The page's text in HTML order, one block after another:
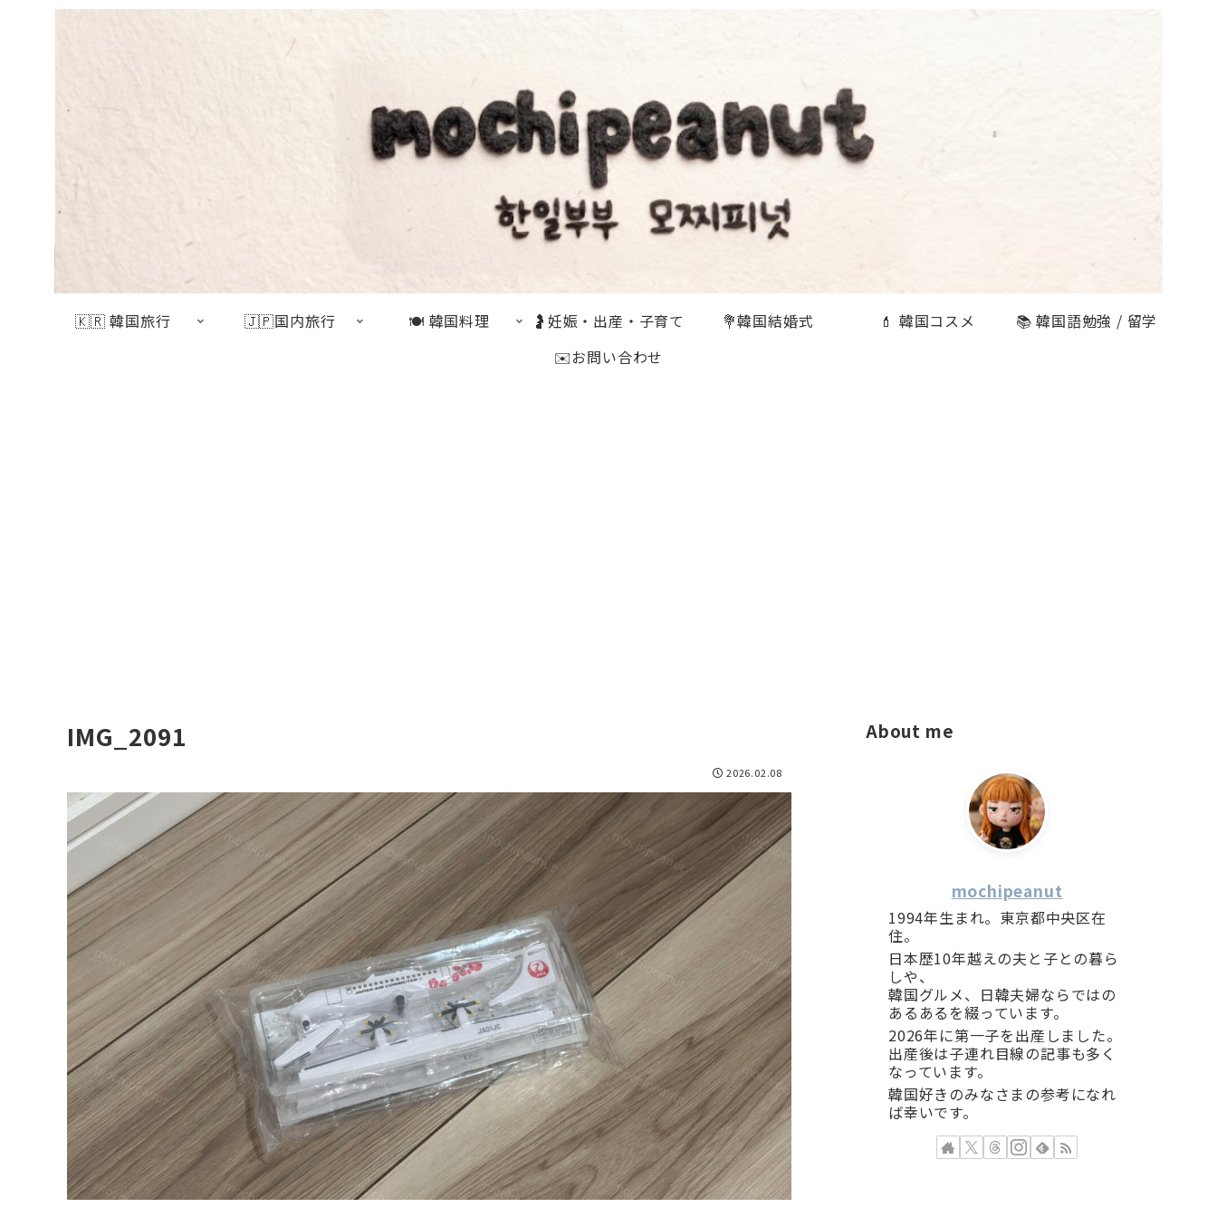
🇰🇷 韓国旅行 🇯🇵国内旅行 🍽 韓国料理 🤰妊娠・出産・子育て 💐韓国結婚式 💄 韓国コスメ
📚 韓国語勉強 / 留学
✉️お問い合わせ
IMG_2091
2026.02.08
About me
mochipeanut
1994年生まれ。東京都中央区在
住。
日本歴10年越えの夫と子との暮ら
しや、
韓国グルメ、日韓夫婦ならではの
あるあるを綴っています。
2026年に第一子を出産しました。
出産後は子連れ目線の記事も多く
なっています。
韓国好きのみなさまの参考になれ
ば幸いです。